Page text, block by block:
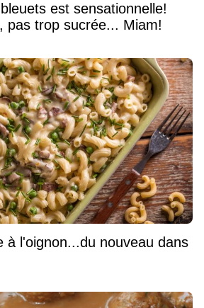
est sensationnelle!
pas trop sucrée... Miam!
à l'oignon...du nouveau dans